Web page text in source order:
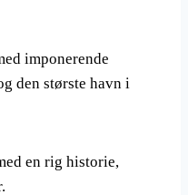
imponerende
den største havn i
en rig historie,